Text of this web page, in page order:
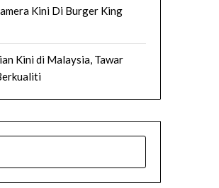
Kini Di Burger King
Kini di Malaysia, Tawar